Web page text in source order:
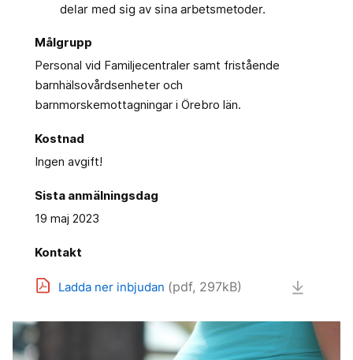
delar med sig av sina arbetsmetoder.
Målgrupp
Personal vid Familjecentraler samt fristående
barnhälsovårdsenheter och
barnmorskemottagningar i Örebro län.
Kostnad
Ingen avgift!
Sista anmälningsdag
19 maj 2023
Kontakt
Ladda ner inbjudan (pdf, 297kB)